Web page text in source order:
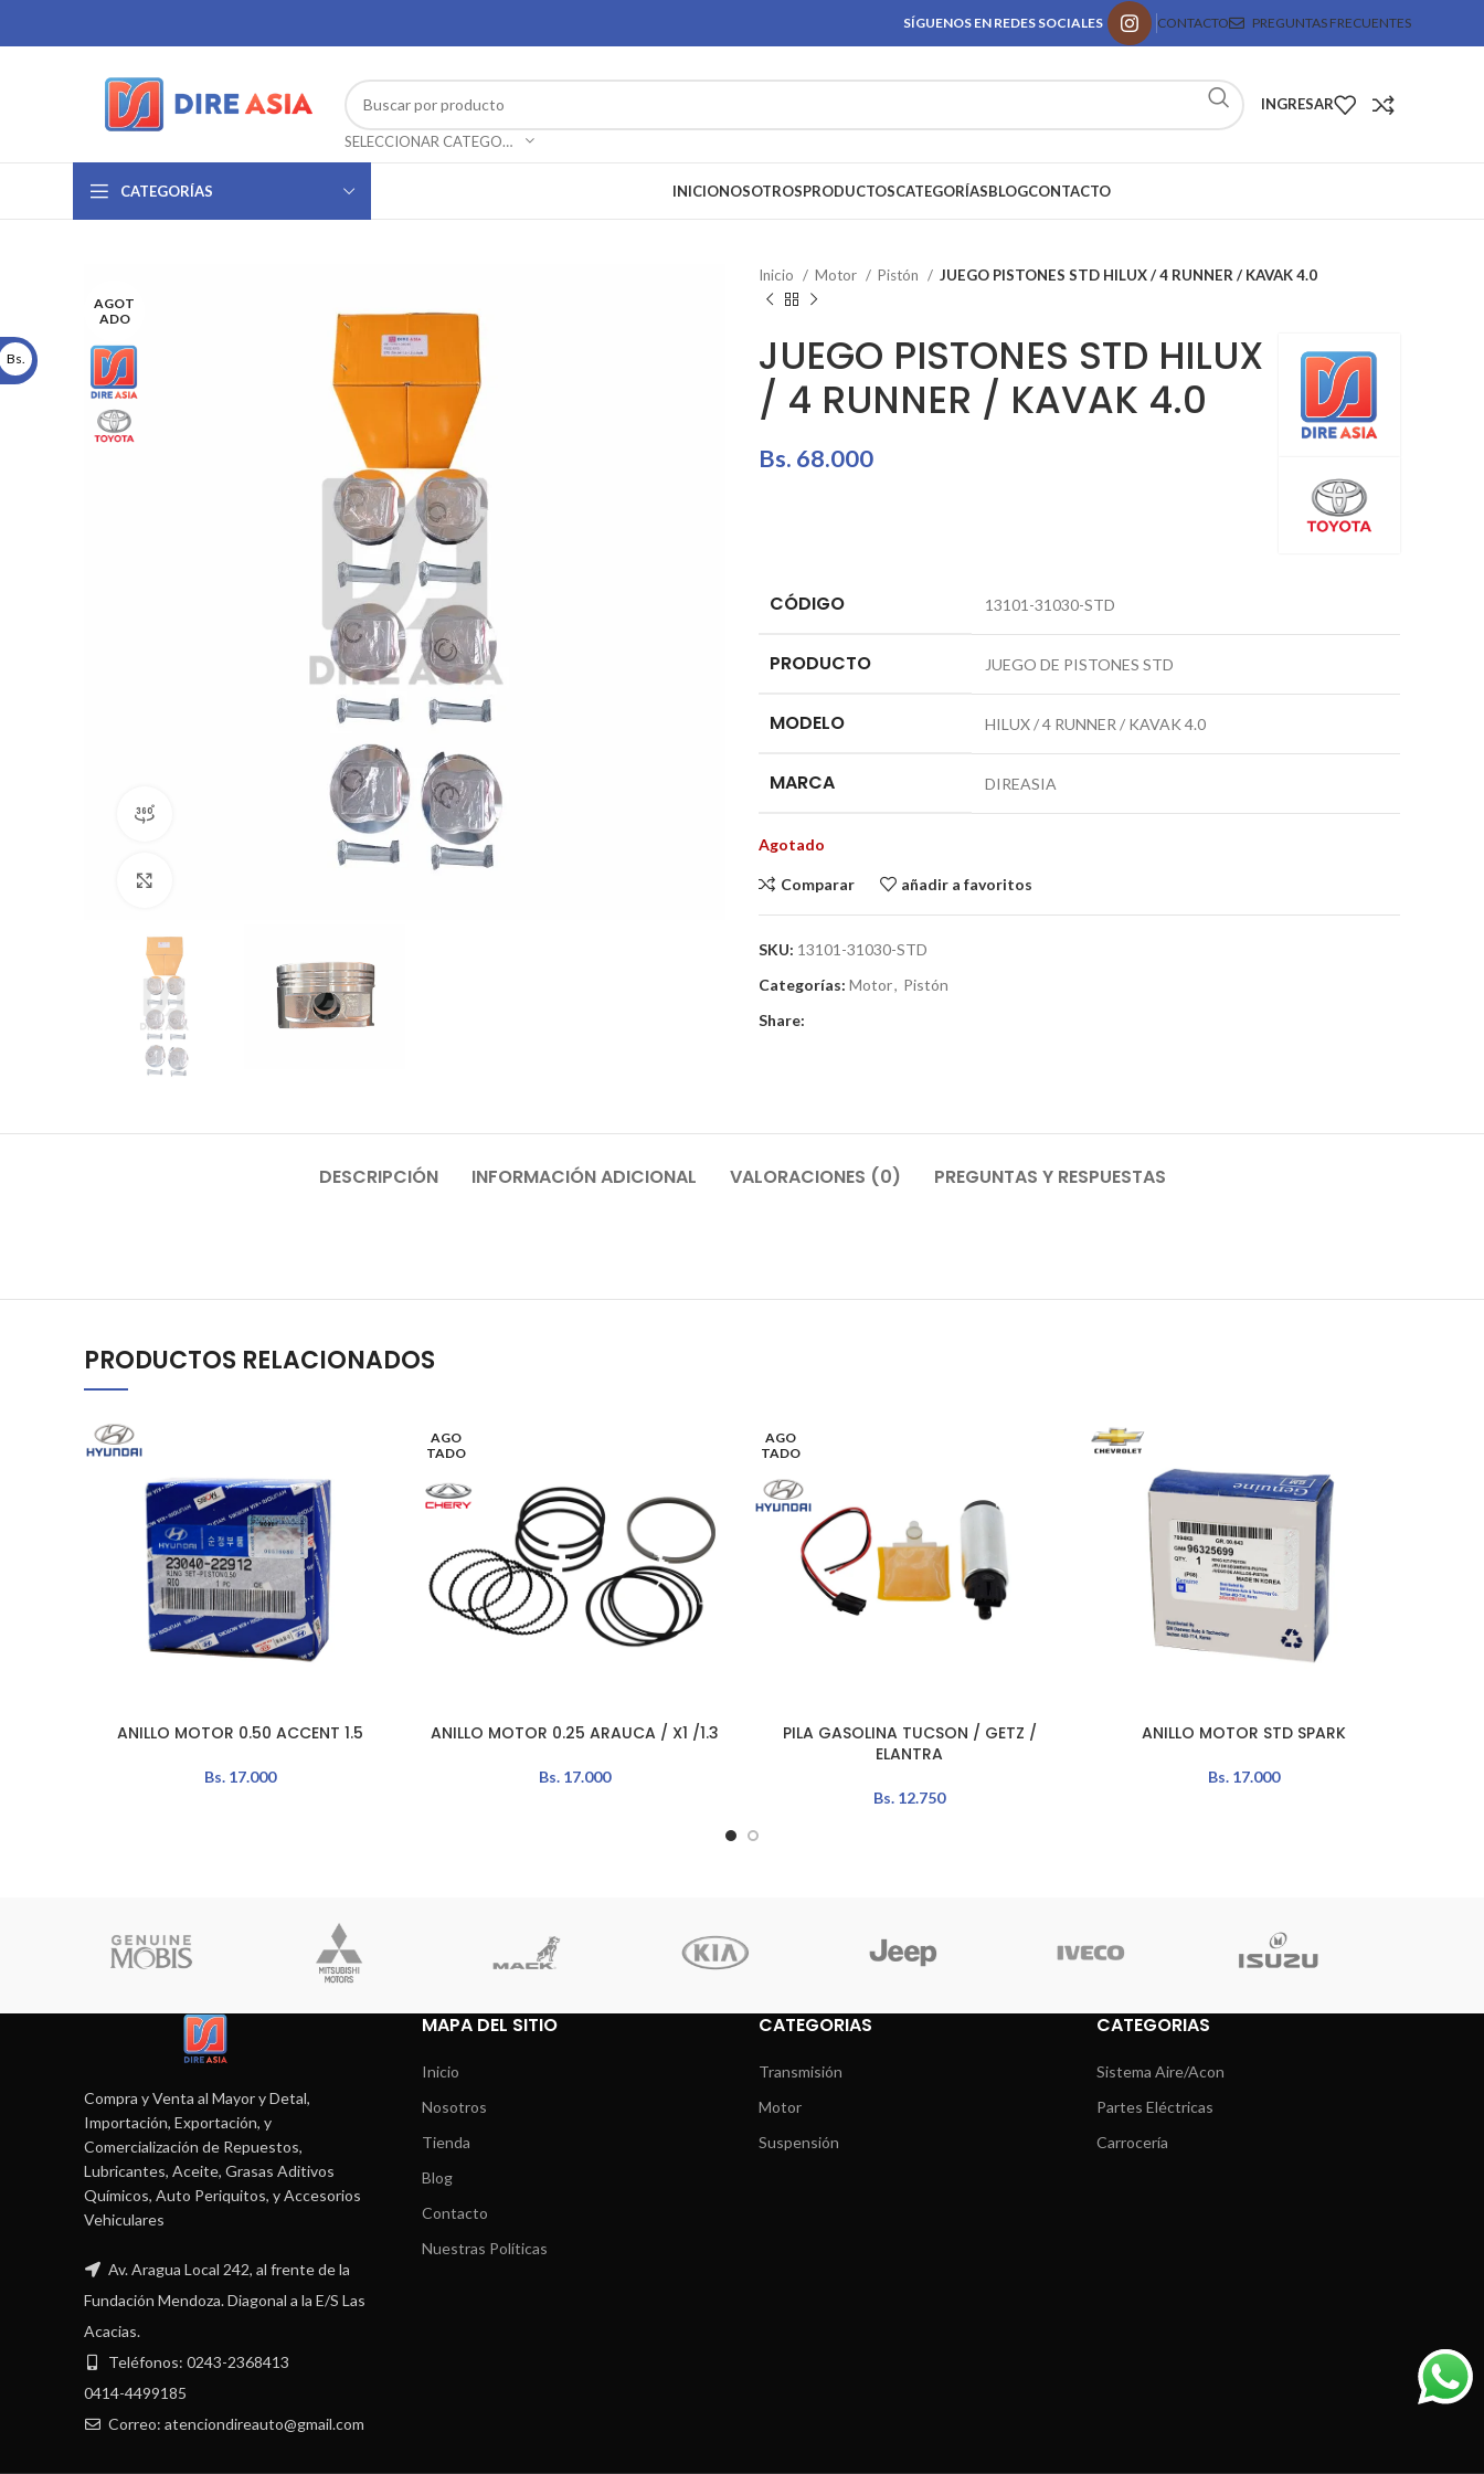
SÍGUENOS EN REDES SOCIALES CONTACTO PREGUNTAS FRECUENTES
SELECCIONAR CATEGORÍA
INGRESAR
CATEGORÍAS INICIONOSOTROSPRODUCTOSCATEGORÍASBLOGCONTACTO
AGOT
ADO
Inicio Motor Pistón JUEGO PISTONES STD HILUX / 4 RUNNER / KAVAK 4.0
JUEGO PISTONES STD HILUX
/ 4 RUNNER / KAVAK 4.0
Bs. 68.000
CÓDIGO 13101-31030-STD
PRODUCTO JUEGO DE PISTONES STD
MODELO HILUX / 4 RUNNER / KAVAK 4.0
MARCA DIREASIA
Agotado
Comparar añadir a favoritos
SKU: 13101-31030-STD
Categorías: Motor, Pistón
Share:
DESCRIPCIÓN INFORMACIÓN ADICIONAL VALORACIONES (0) PREGUNTAS Y RESPUESTAS
PRODUCTOS RELACIONADOS
AÑADIR AL CARRITO
ANILLO MOTOR 0.50 ACCENT 1.5
Bs. 17.000
AGO
TADO
LEER MÁS
ANILLO MOTOR 0.25 ARAUCA / X1 /1.3
Bs. 17.000
AGO
TADO
LEER MÁS
PILA GASOLINA TUCSON / GETZ /
ELANTRA
Bs. 12.750
AÑADIR AL CARRITO
ANILLO MOTOR STD SPARK
Bs. 17.000
Compra y Venta al Mayor y Detal,
Importación, Exportación, y
Comercialización de Repuestos,
Lubricantes, Aceite, Grasas Aditivos
Químicos, Auto Periquitos, y Accesorios
Vehiculares
Av. Aragua Local 242, al frente de la
Fundación Mendoza. Diagonal a la E/S Las
Acacias.
Teléfonos: 0243-2368413
0414-4499185
Correo: atenciondireauto@gmail.com
MAPA DEL SITIO
Inicio
Nosotros
Tienda
Blog
Contacto
Nuestras Políticas
CATEGORIAS
Transmisión
Motor
Suspensión
CATEGORIAS
Sistema Aire/Acon
Partes Eléctricas
Carrocería
Bs.